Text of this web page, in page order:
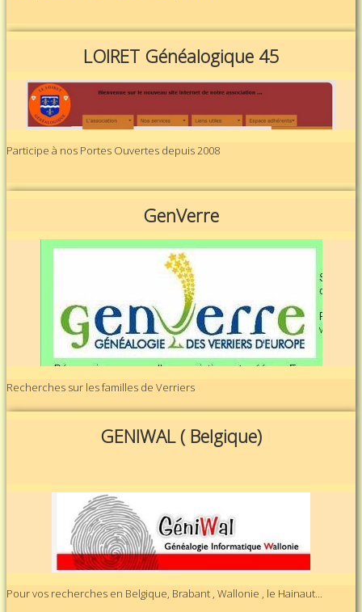
LOIRET Généalogique 45
Participe à nos Portes Ouvertes depuis 2008
GenVerre
Recherches sur les familles de Verriers
GENIWAL ( Belgique)
Pour vos recherches en Belgique, Brabant , Wallonie , le Hainaut...